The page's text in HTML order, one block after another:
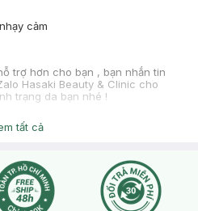
cảm
trợ hơn cho bạn , bạn nhắn tin
Hasaki Beauty & Clinic cho
trạng da bạn nhé !
tất cả